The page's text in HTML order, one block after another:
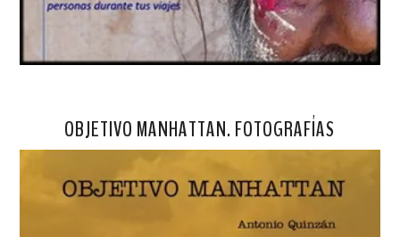
OBJETIVO MANHATTAN. FOTOGRAFÍAS